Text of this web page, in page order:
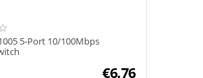
5-Port 10/100Mbps
€6.76